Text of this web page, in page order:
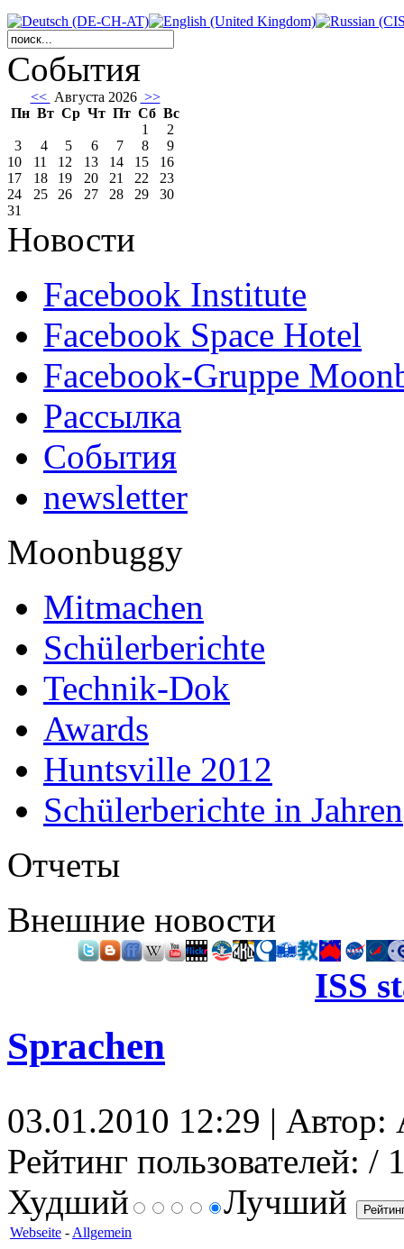
События
<< Августа 2026 >>
Пн Вт Ср Чт Пт Сб Вс
1
2
3
4 5 6 7 8
9
10
11 12 13 14 15
16
17
18 19 20 21 22
23
24
25 26 27 28 29
30
31
Новости
Facebook Institute
Facebook Space Hotel
Facebook-Gruppe
Рассылка
События
newsletter
Moonbuggy
Mitmachen
Schülerberichte
Technik-Dok
Awards
Huntsville 2012
Schülerberichte in Jahren
Отчеты
Внешние новости
ISS
Sprachen
03.01.2010 12:29 |
Рейтинг пользователей: /
Худший
Лучший
Webseite - Allgemein